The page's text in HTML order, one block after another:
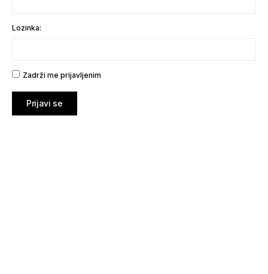
Lozinka:
Zadrži me prijavljenim
Prijavi se